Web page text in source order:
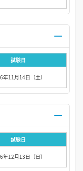
試験日
年11月14日（土）
試験日
年12月13日（日）